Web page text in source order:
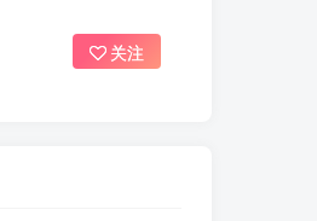
关注